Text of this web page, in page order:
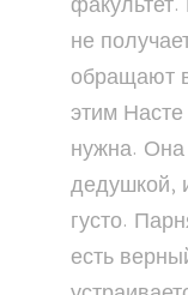
не
обращают
этим
нужна.
дедушкой,
густо.
есть